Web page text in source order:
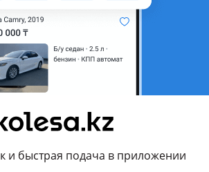
и быстрая подача в приложении
(S51), 2011 - 2013 2 поколение